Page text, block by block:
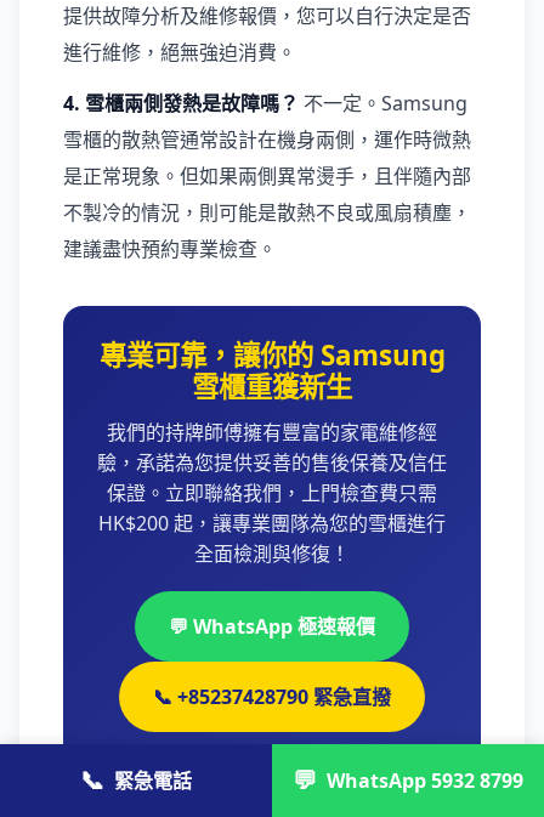
提供故障分析及維修報價，您可以自行決定是否
進行維修，絕無強迫消費。
4. 雪櫃兩側發熱是故障嗎？ 不一定。Samsung
雪櫃的散熱管通常設計在機身兩側，運作時微熱
是正常現象。但如果兩側異常燙手，且伴隨內部
不製冷的情況，則可能是散熱不良或風扇積塵，
建議盡快預約專業檢查。
專業可靠，讓你的 Samsung
雪櫃重獲新生
我們的持牌師傅擁有豐富的家電維修經
驗，承諾為您提供妥善的售後保養及信任
保證。立即聯絡我們，上門檢查費只需
HK$200 起，讓專業團隊為您的雪櫃進行
全面檢測與修復！
💬 WhatsApp 極速報價
📞 +85237428790 緊急直撥
📞 緊急電話 💬 WhatsApp 5932 8799